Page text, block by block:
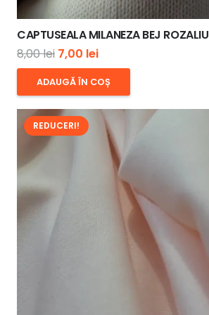
CAPTUSEALA MILANEZA BEJ ROZALIU
8,00lei Prețul
inițial
a
fost:
8,00 lei.
7,00 leiPrețul
curent
este:
7,00 lei.
ADAUGĂ ÎN COȘ
REDUCERI!